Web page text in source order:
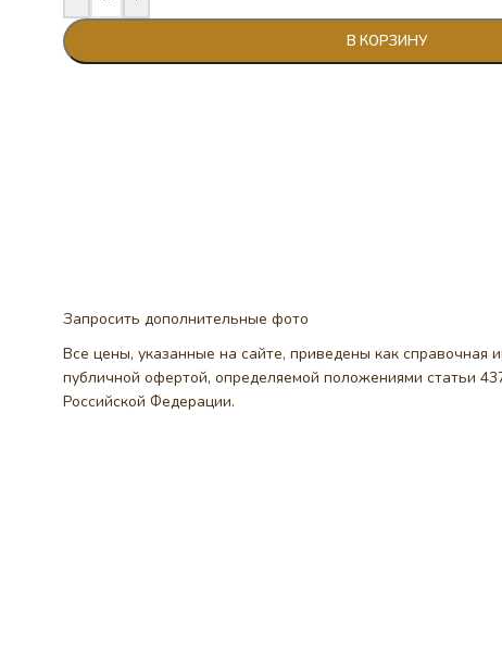
В КОРЗИНУ
Запросить дополнительные фото
Все цены, указанные на сайте, приведены как справочная
публичной офертой, определяемой положениями статьи
Российской Федерации.